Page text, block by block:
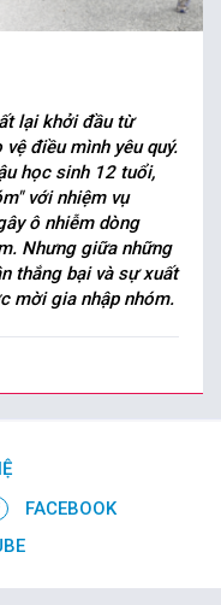
lại khởi đầu từ
điều mình yêu quý.
học sinh 12 tuổi,
với nhiệm vụ
ô nhiễm dòng
Nhưng giữa những
thắng bại và sự xuất
mời gia nhập nhóm.
FACEBOOK